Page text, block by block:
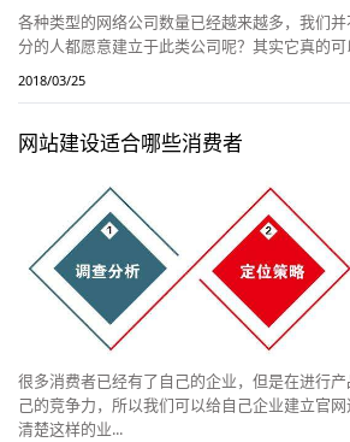
各种类型的网络公司数量已经越来越多，我们
分的人都愿意建立于此类公司呢？其实它真的可
2018/03/25
网站建设适合哪些消费者
很多消费者已经有了自己的企业，但是在进行
己的竞争力，所以我们可以给自己企业建立官
清楚这样的业...